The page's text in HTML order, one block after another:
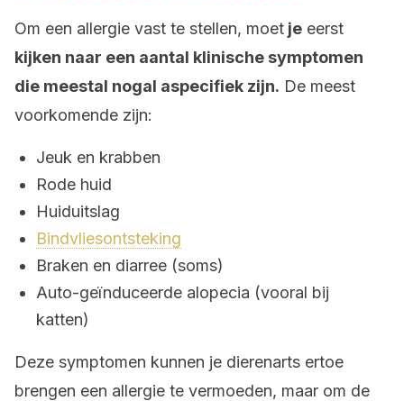
Om een allergie vast te stellen, moet je eerst
kijken naar een aantal klinische symptomen
die meestal nogal aspecifiek zijn. De meest
voorkomende zijn:
Jeuk en krabben
Rode huid
Huiduitslag
Bindvliesontsteking
Braken en diarree (soms)
Auto-geïnduceerde alopecia (vooral bij
katten)
Deze symptomen kunnen je dierenarts ertoe
brengen een allergie te vermoeden, maar om de